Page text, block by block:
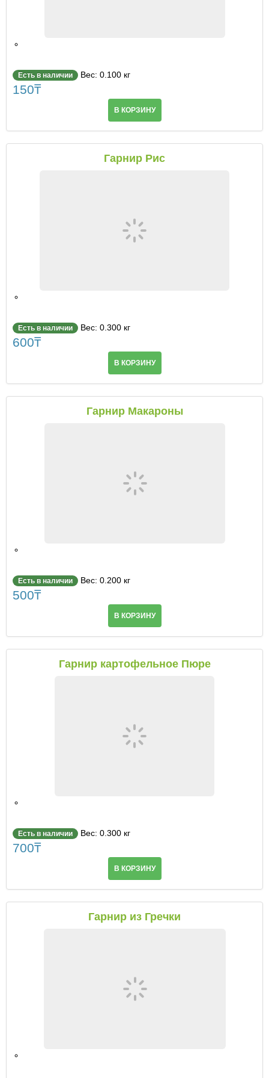
Есть в наличии Вес: 0.100 кг
150₸
В КОРЗИНУ
Гарнир Рис
Есть в наличии Вес: 0.300 кг
600₸
В КОРЗИНУ
Гарнир Макароны
Есть в наличии Вес: 0.200 кг
500₸
В КОРЗИНУ
Гарнир картофельное Пюре
Есть в наличии Вес: 0.300 кг
700₸
В КОРЗИНУ
Гарнир из Гречки